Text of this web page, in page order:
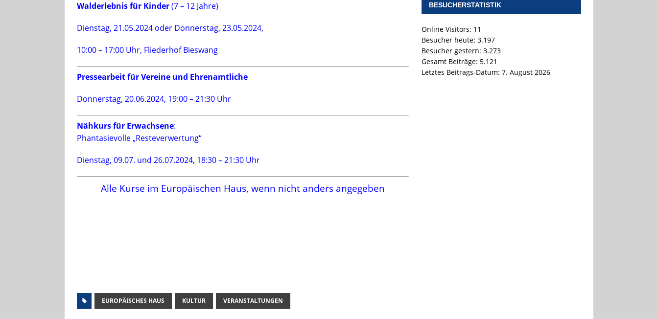
Walderlebnis für Kinder(7 – 12 Jahre)
Dienstag, 21.05.2024 oder Donnerstag, 23.05.2024,
10:00 – 17:00 Uhr, Fliederhof Bieswang
Pressearbeit für Vereine und Ehrenamtliche
Donnerstag, 20.06.2024, 19:00 – 21:30 Uhr
Nähkurs für Erwachsene:
Phantasievolle „Resteverwertung“
Dienstag, 09.07. und 26.07.2024, 18:30 – 21:30 Uhr
Alle Kurse im Europäischen Haus, wenn nicht anders angegeben
EUROPÄISCHES HAUS KULTUR VERANSTALTUNGEN
BESUCHERSTATISTIK
Online Visitors: 11
Besucher heute: 3.197
Besucher gestern: 3.273
Gesamt Beiträge: 5.121
Letztes Beitrags-Datum: 7. August 2026